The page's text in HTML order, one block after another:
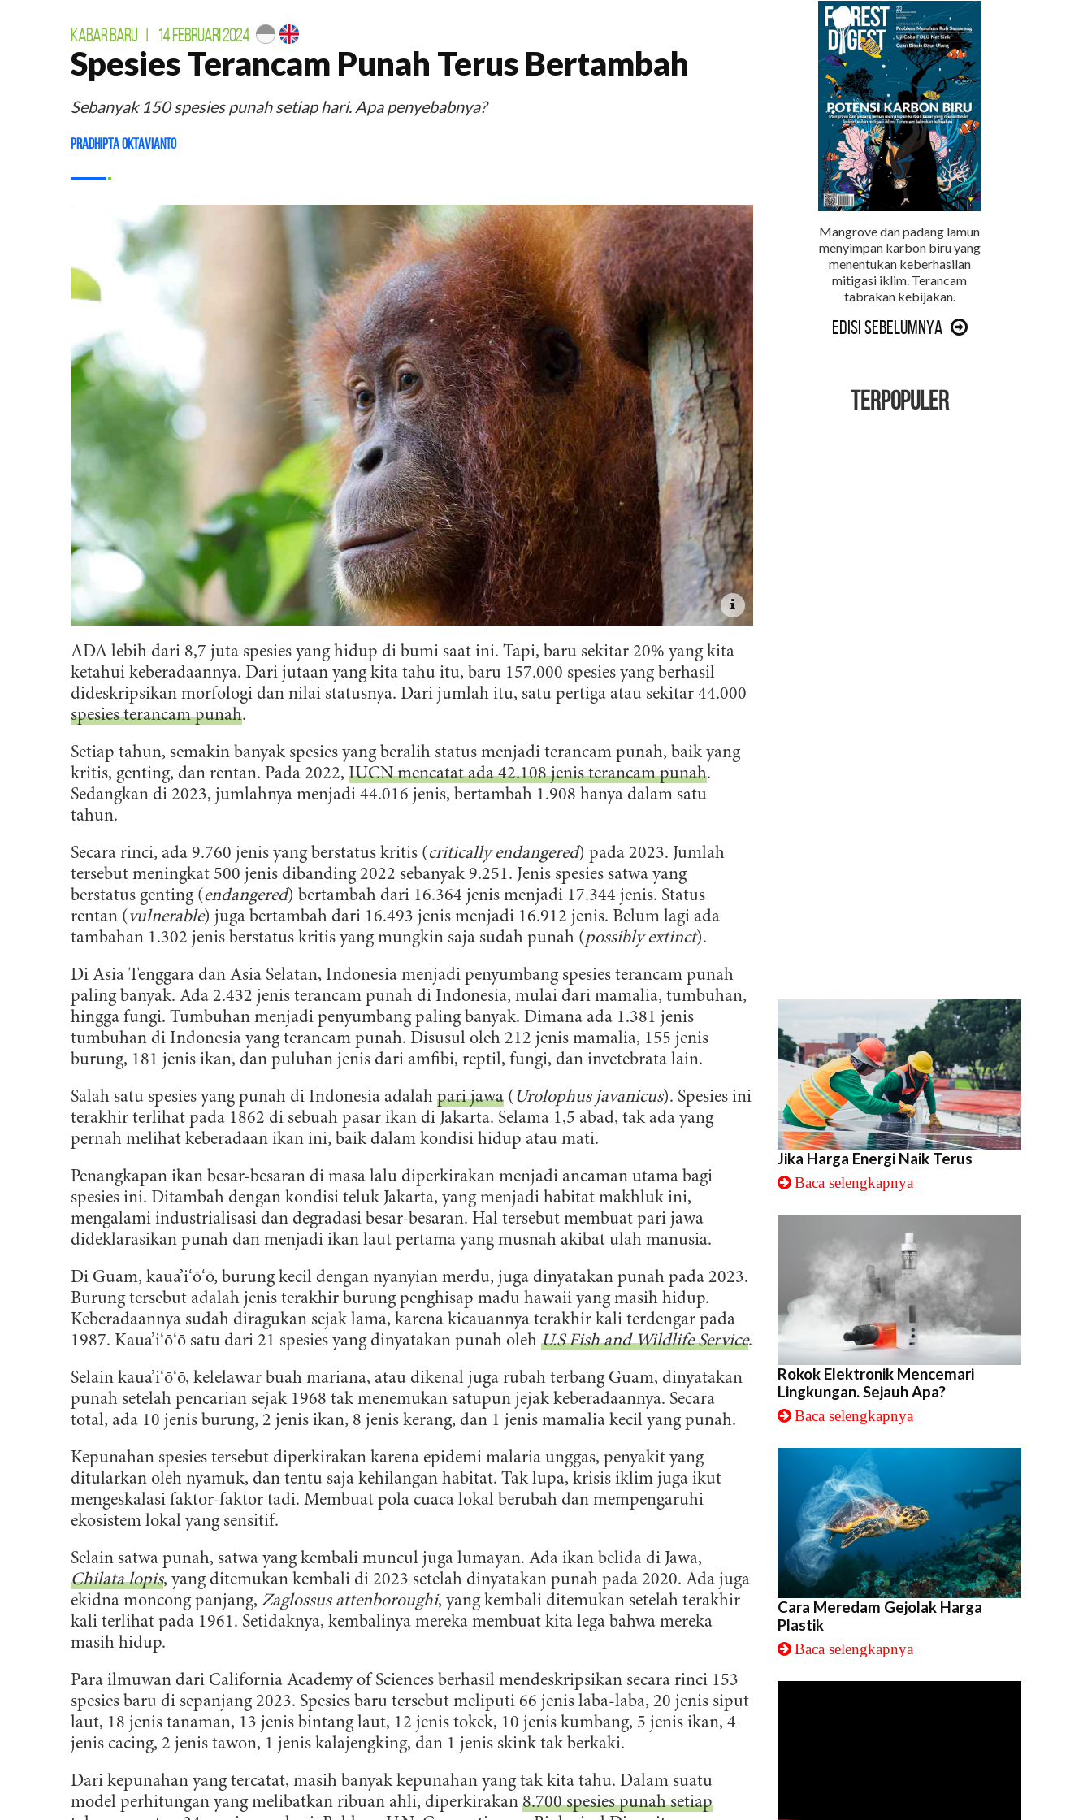
KABAR BARU 14 FEBRUARI 2024
Spesies Terancam Punah Terus Bertambah
Sebanyak 150 spesies punah setiap hari. Apa penyebabnya?
Pradhipta Oktavianto
ADA lebih dari 8,7 juta spesies yang hidup di bumi saat ini. Tapi, baru sekitar 20% yang kita
ketahui keberadaannya. Dari jutaan yang kita tahu itu, baru 157.000 spesies yang berhasil
dideskripsikan morfologi dan nilai statusnya. Dari jumlah itu, satu pertiga atau sekitar 44.000
spesies terancam punah.
Setiap tahun, semakin banyak spesies yang beralih status menjadi terancam punah, baik yang
kritis, genting, dan rentan. Pada 2022, IUCN mencatat ada 42.108 jenis terancam punah.
Sedangkan di 2023, jumlahnya menjadi 44.016 jenis, bertambah 1.908 hanya dalam satu
tahun.
Secara rinci, ada 9.760 jenis yang berstatus kritis (critically endangered) pada 2023. Jumlah
tersebut meningkat 500 jenis dibanding 2022 sebanyak 9.251. Jenis spesies satwa yang
berstatus genting (endangered) bertambah dari 16.364 jenis menjadi 17.344 jenis. Status
rentan ( vulnerable) juga bertambah dari 16.493 jenis menjadi 16.912 jenis. Belum lagi ada
tambahan 1.302 jenis berstatus kritis yang mungkin saja sudah punah (possibly extinct).
Di Asia Tenggara dan Asia Selatan, Indonesia menjadi penyumbang spesies terancam punah
paling banyak. Ada 2.432 jenis terancam punah di Indonesia, mulai dari mamalia, tumbuhan,
hingga fungi. Tumbuhan menjadi penyumbang paling banyak. Dimana ada 1.381 jenis
tumbuhan di Indonesia yang terancam punah. Disusul oleh 212 jenis mamalia, 155 jenis
burung, 181 jenis ikan, dan puluhan jenis dari amfibi, reptil, fungi, dan invetebrata lain.
Salah satu spesies yang punah di Indonesia adalah pari jawa ( Urolophus javanicus). Spesies ini
terakhir terlihat pada 1862 di sebuah pasar ikan di Jakarta. Selama 1,5 abad, tak ada yang
pernah melihat keberadaan ikan ini, baik dalam kondisi hidup atau mati.
Penangkapan ikan besar-besaran di masa lalu diperkirakan menjadi ancaman utama bagi
spesies ini. Ditambah dengan kondisi teluk Jakarta, yang menjadi habitat makhluk ini,
mengalami industrialisasi dan degradasi besar-besaran. Hal tersebut membuat pari jawa
dideklarasikan punah dan menjadi ikan laut pertama yang musnah akibat ulah manusia.
Di Guam, kaua’iʻōʻō, burung kecil dengan nyanyian merdu, juga dinyatakan punah pada 2023.
Burung tersebut adalah jenis terakhir burung penghisap madu hawaii yang masih hidup.
Keberadaannya sudah diragukan sejak lama, karena kicauannya terakhir kali terdengar pada
1987. Kaua’iʻōʻō satu dari 21 spesies yang dinyatakan punah oleh U.S Fish and Wildlife Service.
Selain kaua’iʻōʻō, kelelawar buah mariana, atau dikenal juga rubah terbang Guam, dinyatakan
punah setelah pencarian sejak 1968 tak menemukan satupun jejak keberadaannya. Secara
total, ada 10 jenis burung, 2 jenis ikan, 8 jenis kerang, dan 1 jenis mamalia kecil yang punah.
Kepunahan spesies tersebut diperkirakan karena epidemi malaria unggas, penyakit yang
ditularkan oleh nyamuk, dan tentu saja kehilangan habitat. Tak lupa, krisis iklim juga ikut
mengeskalasi faktor-faktor tadi. Membuat pola cuaca lokal berubah dan mempengaruhi
ekosistem lokal yang sensitif.
Selain satwa punah, satwa yang kembali muncul juga lumayan. Ada ikan belida di Jawa,
Chilata lopis, yang ditemukan kembali di 2023 setelah dinyatakan punah pada 2020. Ada juga
ekidna moncong panjang, Zaglossus attenboroughi, yang kembali ditemukan setelah terakhir
kali terlihat pada 1961. Setidaknya, kembalinya mereka membuat kita lega bahwa mereka
masih hidup.
Para ilmuwan dari California Academy of Sciences berhasil mendeskripsikan secara rinci 153
spesies baru di sepanjang 2023. Spesies baru tersebut meliputi 66 jenis laba-laba, 20 jenis siput
laut, 18 jenis tanaman, 13 jenis bintang laut, 12 jenis tokek, 10 jenis kumbang, 5 jenis ikan, 4
jenis cacing, 2 jenis tawon, 1 jenis kalajengking, dan 1 jenis skink tak berkaki.
Dari kepunahan yang tercatat, masih banyak kepunahan yang tak kita tahu. Dalam suatu
model perhitungan yang melibatkan ribuan ahli, diperkirakan 8.700 spesies punah setiap
Mangrove dan padang lamun
menyimpan karbon biru yang
menentukan keberhasilan
mitigasi iklim. Terancam
tabrakan kebijakan.
Edisi Sebelumnya
TERPOPULER
Jika Harga Energi Naik Terus
Baca selengkapnya
Rokok Elektronik Mencemari
Lingkungan. Sejauh Apa?
Baca selengkapnya
Cara Meredam Gejolak Harga
Plastik
Baca selengkapnya